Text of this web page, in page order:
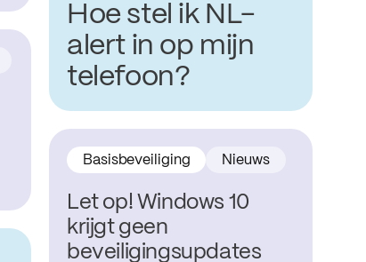
Hoe stel ik NL-
alert in op mijn
telefoon?
Let op! Windows 10
krijgt geen
beveiligingsupdates
Basisbeveiliging Nieuws